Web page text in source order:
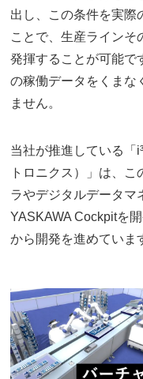
出し、この条件を実際
ことで、生産ラインそ
発揮することが可能で
の稼働データをくまな
ません。
当社が推進している「
トロニクス）」は、
ラやデジタルデータマ
YASKAWA Cockpitを
から開発を進めていま